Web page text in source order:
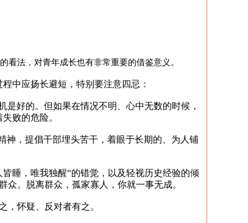
看法，对青年成长也有非常重要的借鉴意义。
中应扬长避短，特别要注意四忌：
好的。但如果在情况不明、心中无数的时候，
败的危险。
神，提倡干部埋头苦干，着眼于长期的、为人铺
睡，唯我独醒”的错觉，以及轻视历史经验的倾
。脱离群众，孤家寡人，你就一事无成。
，怀疑、反对者有之。